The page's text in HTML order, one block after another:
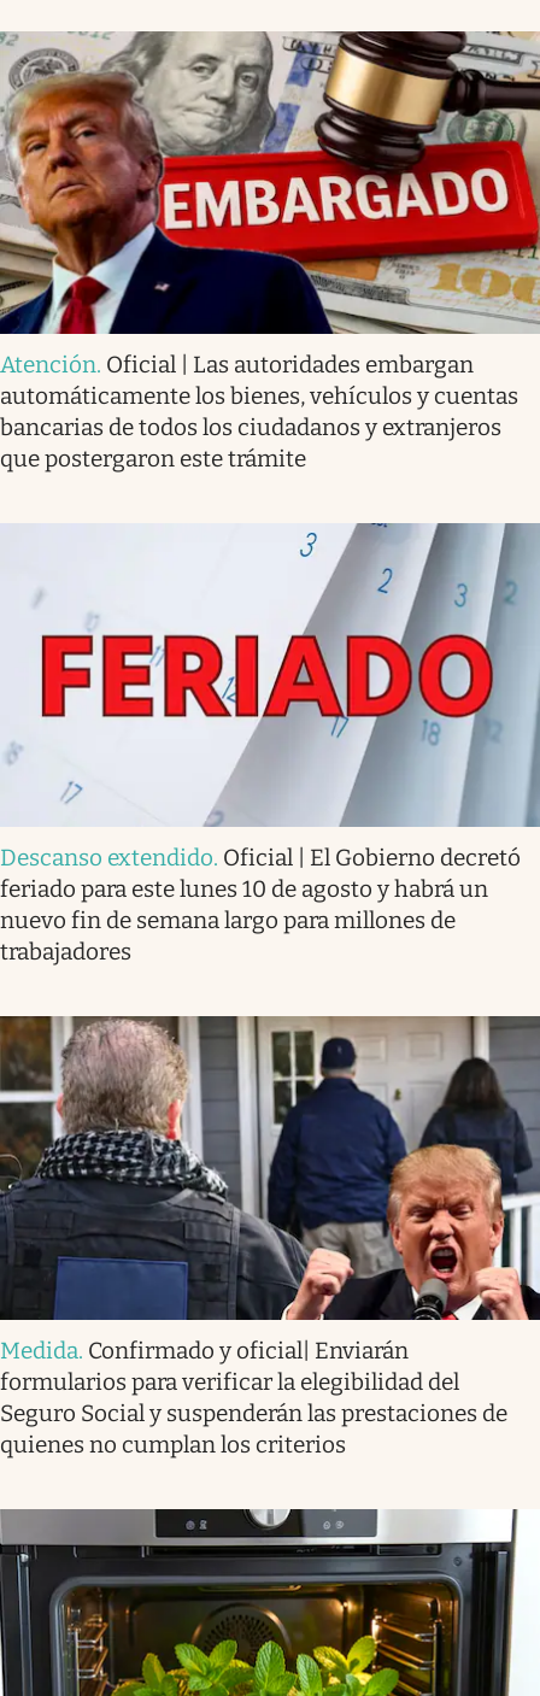
Atención. Oficial | Las autoridades embargan
automáticamente los bienes, vehículos y cuentas
bancarias de todos los ciudadanos y extranjeros
que postergaron este trámite
Descanso extendido. Oficial | El Gobierno decretó
feriado para este lunes 10 de agosto y habrá un
nuevo fin de semana largo para millones de
trabajadores
Medida. Confirmado y oficial| Enviarán
formularios para verificar la elegibilidad del
Seguro Social y suspenderán las prestaciones de
quienes no cumplan los criterios